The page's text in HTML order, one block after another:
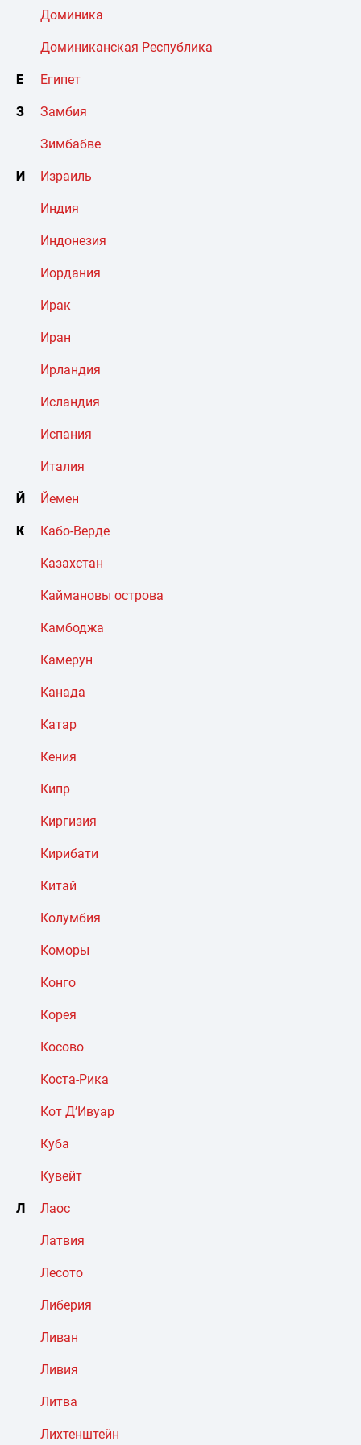
Доминика
Доминиканская Республика
Е Египет
З Замбия
Зимбабве
И Израиль
Индия
Индонезия
Иордания
Ирак
Иран
Ирландия
Исландия
Испания
Италия
Й Йемен
К Кабо-Верде
Казахстан
Каймановы острова
Камбоджа
Камерун
Канада
Катар
Кения
Кипр
Киргизия
Кирибати
Китай
Колумбия
Коморы
Конго
Корея
Косово
Коста-Рика
Кот Д’Ивуар
Куба
Кувейт
Л Лаос
Латвия
Лесото
Либерия
Ливан
Ливия
Литва
Лихтенштейн